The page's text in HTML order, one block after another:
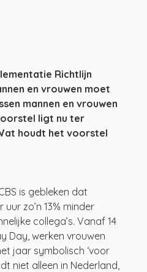
Richtlijn
en vrouwen moet
mannen en vrouwen
ligt nu ter
houdt het voorstel
is gebleken dat
zo’n 13% minder
collega’s. Vanaf 14
Day, werken vrouwen
jaar symbolisch ‘voor
niet alleen in Nederland,